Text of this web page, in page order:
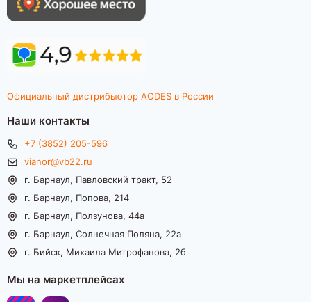
Официальный дистрибьютор AODES в России
Наши контакты
+7 (3852) 205-596
vianor@vb22.ru
г. Барнаул, Павловский тракт, 52
г. Барнаул, Попова, 214
г. Барнаул, Ползунова, 44а
г. Барнаул, Солнечная Поляна, 22а
г. Бийск, Михаила Митрофанова, 2б
Мы на маркетплейсах